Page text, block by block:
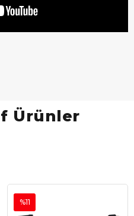
Ürünler
%11